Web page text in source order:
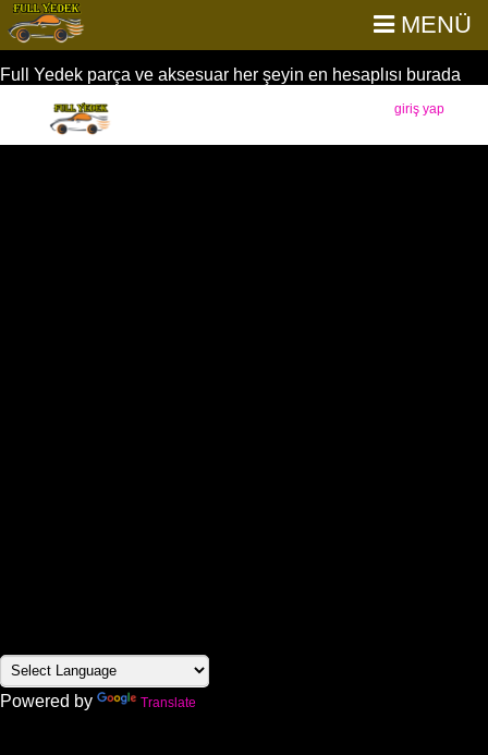
MENÜ
Full Yedek parça ve aksesuar her şeyin en hesaplısı burada
giriş yap
Powered by Translate